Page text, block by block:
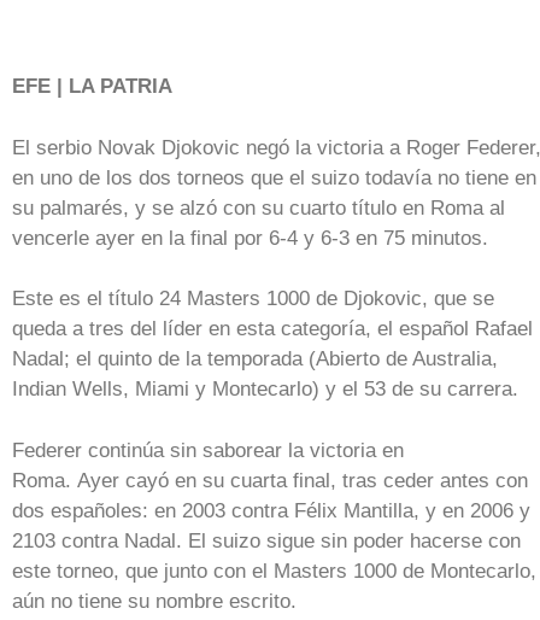
EFE | LA PATRIA
El serbio Novak Djokovic negó la victoria a Roger Federer,
en uno de los dos torneos que el suizo todavía no tiene en
su palmarés, y se alzó con su cuarto título en Roma al
vencerle ayer en la final por 6-4 y 6-3 en 75 minutos.
Este es el título 24 Masters 1000 de Djokovic, que se
queda a tres del líder en esta categoría, el español Rafael
Nadal; el quinto de la temporada (Abierto de Australia,
Indian Wells, Miami y Montecarlo) y el 53 de su carrera.
Federer continúa sin saborear la victoria en
Roma. Ayer cayó en su cuarta final, tras ceder antes con
dos españoles: en 2003 contra Félix Mantilla, y en 2006 y
2103 contra Nadal. El suizo sigue sin poder hacerse con
este torneo, que junto con el Masters 1000 de Montecarlo,
aún no tiene su nombre escrito.